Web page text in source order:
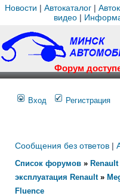
Новости | Автокаталог |
видео|
Форум
Вход Регистрация
Сообщения без ответов |
Список форумов »
эксплуатация Renault»
Fluence